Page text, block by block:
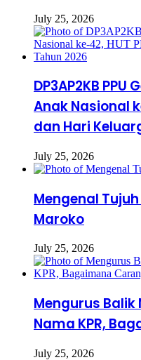
July 25, 2026
DP3AP2KB
Anak Nasional
dan Hari
July 25, 2026
Mengenal
Maroko
July 25, 2026
Mengurus
Nama KPR,
July 25, 2026